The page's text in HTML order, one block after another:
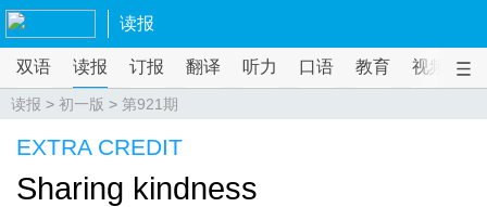
读报
双语 读报 订报 翻译 听力 口语 教育 视频
读报 > 初一版 > 第921期
EXTRA CREDIT
Sharing kindness